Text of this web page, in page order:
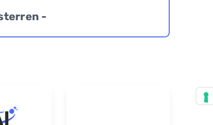
-